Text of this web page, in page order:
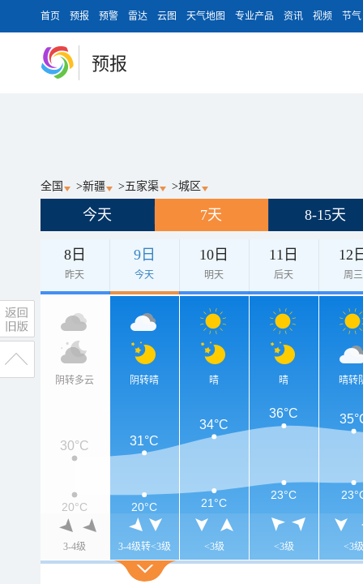
首页 预报 预警 雷达 云图 天气地图 专业产品 资讯 视频 节气
预报
全国 >新疆 >五家渠 >城区
今天 7天 8-15天
8日
昨天
9日
今天
10日
明天
11日
后天
12
周三
阴转多云
3-4级
阴转晴
3-4级转<3级
晴
<3级
晴
<3级
晴转
<3级
30°C 31°C
34°C
36°C
20°C 20°C 21°C
23°C